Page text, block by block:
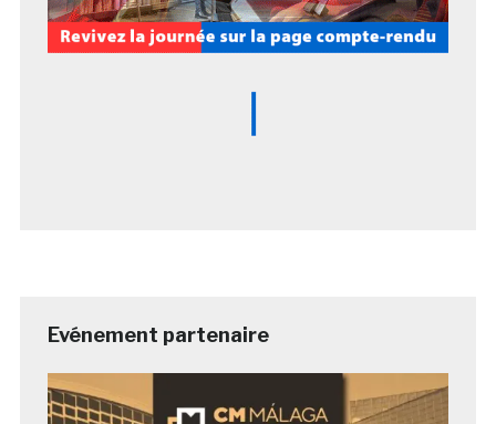
Evénement partenaire